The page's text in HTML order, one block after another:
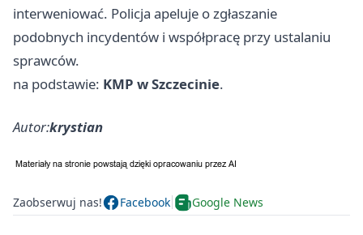
interweniować. Policja apeluje o zgłaszanie
podobnych incydentów i współpracę przy ustalaniu
sprawców.
na podstawie: KMP w Szczecinie.
Autor:krystian
Zaobserwuj nas! Facebook Google News